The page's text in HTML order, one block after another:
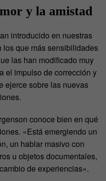
y la amistad
introducido en nuestras
que más sensibilidades
las han modificado muy
el impulso de corrección y
ejerce sobre las nuevas
conoce bien en qué
«Está emergiendo un
un hablar masivo con
u objetos documentales,
de experiencias».